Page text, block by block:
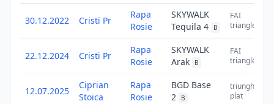
30.12.2022 Cristi Pr
Rapa
Rosie
SKYWALK
Tequila 4
B
FAI
triangle
22.12.2024 Cristi Pr
Rapa
Rosie
SKYWALK
Arak
B
FAI
triangle
12.07.2025
Ciprian
Stoica
Rapa
Rosie
BGD Base
2
B
triunghi
plat